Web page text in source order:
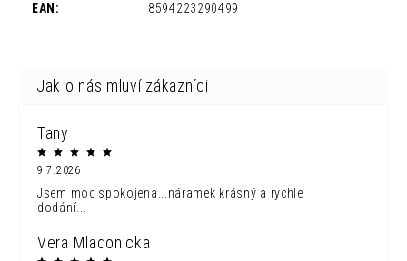
EAN : 8594223290499
Tany
9.7.2026
Jsem moc spokojena...náramek krásný a rychle
dodání...
Vera Mladonicka